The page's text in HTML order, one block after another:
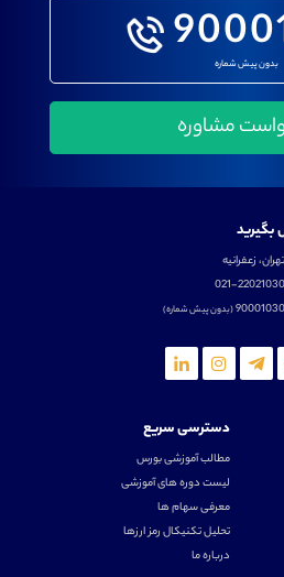
بدون پیش شماره
بگیرید
تهران، زعفرانیه
021-22021030
90001030(بدون پیش شماره)
دسترسی سریع
مطالب آموزشی بورس
لیست دوره های آموزشی
معرفی سهام ها
تحلیل تکنیکال رمز ارزها
درباره ما